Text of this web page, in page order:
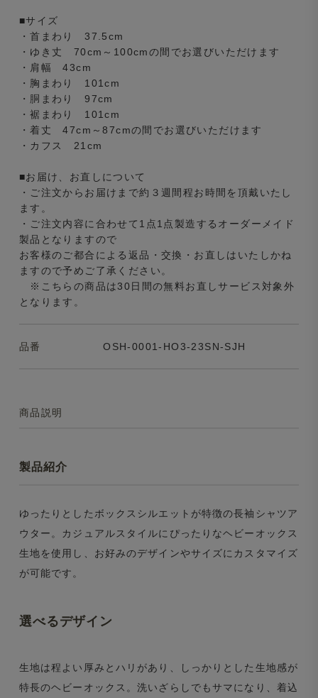
■サイズ
・首まわり 37.5cm
・ゆき丈 70cm～100cmの間でお選びいただけます
・肩幅 43cm
・胸まわり 101cm
・胴まわり 97cm
・裾まわり 101cm
・着丈 47cm～87cmの間でお選びいただけます
・カフス 21cm
■お届け、お直しについて
・ご注文からお届けまで約３週間程お時間を頂戴いたし
ます。
・ご注文内容に合わせて1点1点製造するオーダーメイド
製品となりますので
お客様のご都合による返品・交換・お直しはいたしかね
ますので予めご了承ください。
※こちらの商品は30日間の無料お直しサービス対象外
となります。
品番 OSH-0001-HO3-23SN-SJH
商品説明
製品紹介
ゆったりとしたボックスシルエットが特徴の長袖シャツア
ウター。カジュアルスタイルにぴったりなヘビーオックス
生地を使用し、お好みのデザインやサイズにカスタマイズ
が可能です。
選べるデザイン
生地は程よい厚みとハリがあり、しっかりとした生地感が
特長のヘビーオックス。洗いざらしでもサマになり、着込